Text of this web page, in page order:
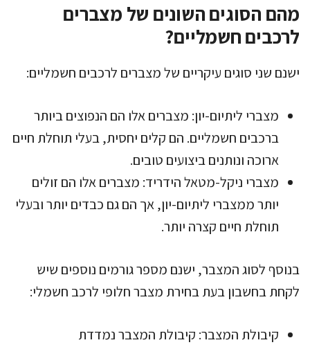
מהם הסוגים השונים של מצברים
לרכבים חשמליים?
ישנם שני סוגים עיקריים של מצברים לרכבים חשמליים:
מצברי ליתיום-יון: מצברים אלו הם הנפוצים ביותר
ברכבים חשמליים. הם קלים יחסית, בעלי תוחלת חיים
ארוכה ונותנים ביצועים טובים.
מצברי ניקל-מטאל הידריד: מצברים אלו הם זולים
יותר ממצברי ליתיום-יון, אך הם גם כבדים יותר ובעלי
תוחלת חיים קצרה יותר.
בנוסף לסוג המצבר, ישנם מספר גורמים נוספים שיש
לקחת בחשבון בעת בחירת מצבר חלופי לרכב חשמלי:
קיבולת המצבר: קיבולת המצבר נמדדת